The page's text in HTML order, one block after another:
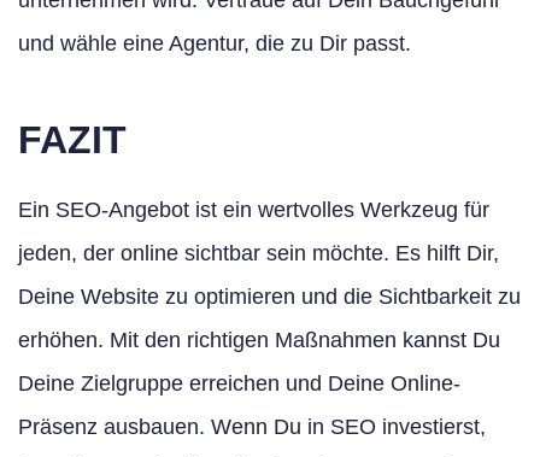
und wähle eine Agentur, die zu Dir passt.
FAZIT
Ein SEO-Angebot ist ein wertvolles Werkzeug für
jeden, der online sichtbar sein möchte. Es hilft Dir,
Deine Website zu optimieren und die Sichtbarkeit zu
erhöhen. Mit den richtigen Maßnahmen kannst Du
Deine Zielgruppe erreichen und Deine Online-
Präsenz ausbauen. Wenn Du in SEO investierst,